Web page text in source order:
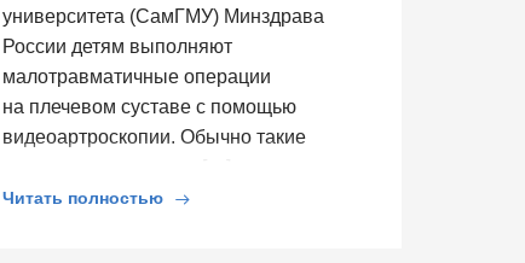
университета (СамГМУ) Минздрава
России детям выполняют
малотравматичные операции
на плечевом суставе с помощью
видеоартроскопии. Обычно такие
Читать полностью